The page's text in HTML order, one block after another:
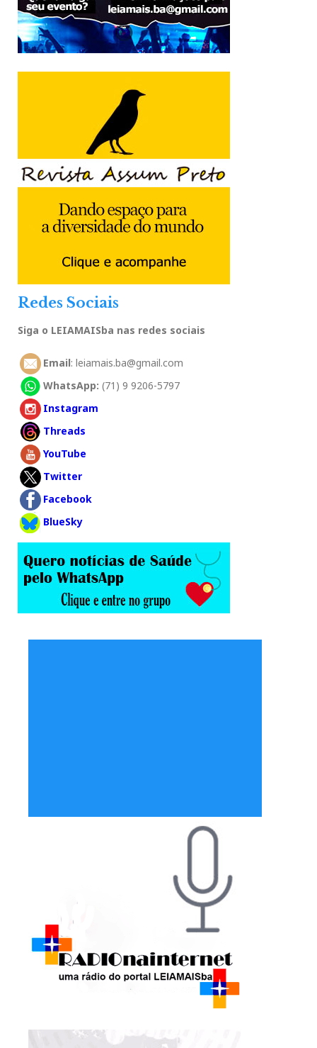
Redes Sociais
Siga o LEIAMAISba nas redes sociais
Email: leiamais.ba@gmail.com
WhatsApp: (71) 9 9206-5797
Instagram
Threads
YouTube
Twitter
Facebook
BlueSky